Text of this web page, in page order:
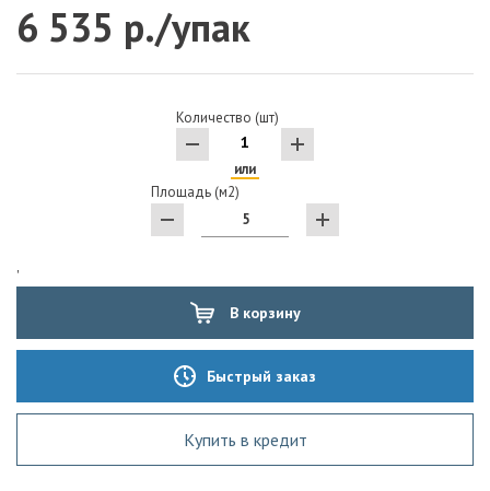
6 535 р./упак
Количество (шт)
или
Площадь (м2)
'
В корзину
Быстрый заказ
Купить в кредит